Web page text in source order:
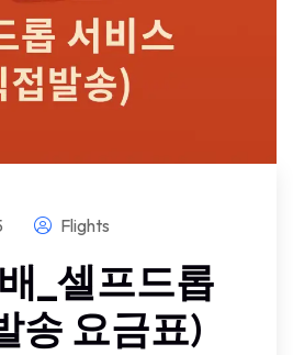
Flights
_셀프드롭
송 요금표)